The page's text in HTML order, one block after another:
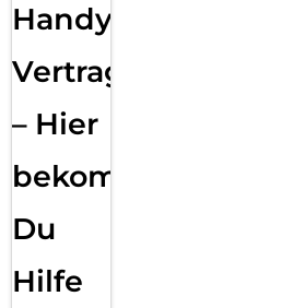
Handy
Vertragsabwicklung
– Hier
bekommst
Du
Hilfe